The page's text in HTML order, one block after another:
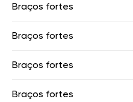
Braços fortes
Braços fortes
Braços fortes
Braços fortes